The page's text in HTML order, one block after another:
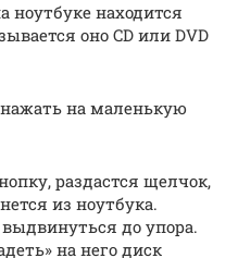
ноутбуке находится
оно CD или DVD
на маленькую
раздастся щелчок,
из ноутбука.
до упора.
на него диск